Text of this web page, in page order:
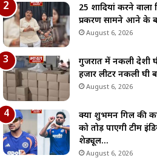
25 शादियां करने
प्रकरण सामने आने के बाद
August 6, 2026
गुजरात में नकली देशी
हजार लीटर नकली घी
August 6, 2026
क्या शुभमन गिल की
को तोड़ पाएगी टीम
शेड्यूल…
August 6, 2026